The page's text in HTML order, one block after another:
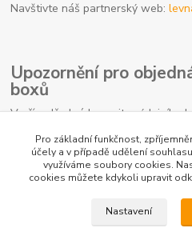
Navštivte náš partnerský web:
Upozornění pro
boxů
V případě plné kapacity výdejního
touto možností, jelikož se nejedná
Pro základní funkčnost,
účely a v případě udělení
využíváme soubory cookies.
cookies můžete kdykoli upravit
Nastavení